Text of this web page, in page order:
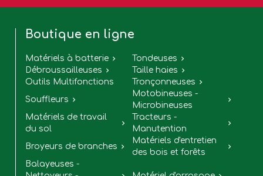
Boutique en ligne
Matériels à batterie  Tondeuses 
Débroussailleuses  Taille haies 
Outils Multifonctions Tronçonneuses 
Souffleurs 
Motobineuses -
Microbineuses

Matériels de travail
du sol

Tracteurs -
Manutention

Broyeurs de branches 
Matériels d'entretien
des bois et forêts

Balayeuses -